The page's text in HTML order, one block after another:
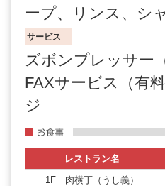
ープ、リンス、シ
サービス
ズボンプレッサー
FAXサービス（有
ジ
レストラン名
1F 肉横丁（うし義）